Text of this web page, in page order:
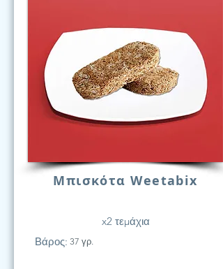
Μπισκότα Weetabix
x2 τεμάχια
Βάρος: 37 γρ.